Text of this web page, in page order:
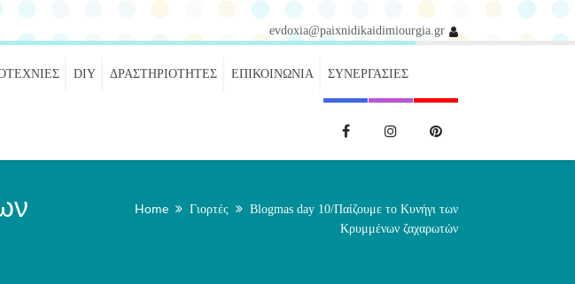
evdoxia@paixnidikaidimiourgia.gr
DIY ΔΡΑΣΤΗΡΙΌΤΗΤΕΣ ΕΠΙΚΟΙΝΩΝΊΑ ΣΥΝΕΡΓΑΣΊΕΣ
Home Γιορτές
Blogmas day 10/Παίζουμε το Κυνήγι των
Κρυμμένων ζαχαρωτών